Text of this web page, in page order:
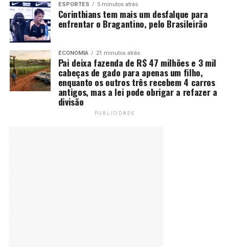
ESPORTES 5 minutos atrás
Corinthians tem mais um desfalque para
enfrentar o Bragantino, pelo Brasileirão
ECONOMIA 21 minutos atrás
Pai deixa fazenda de R$ 47 milhões e 3 mil
cabeças de gado para apenas um filho,
enquanto os outros três recebem 4 carros
antigos, mas a lei pode obrigar a refazer a
divisão
PUBLICIDADE